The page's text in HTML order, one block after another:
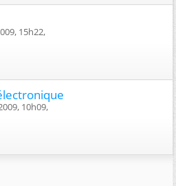
15h22,
10h09,